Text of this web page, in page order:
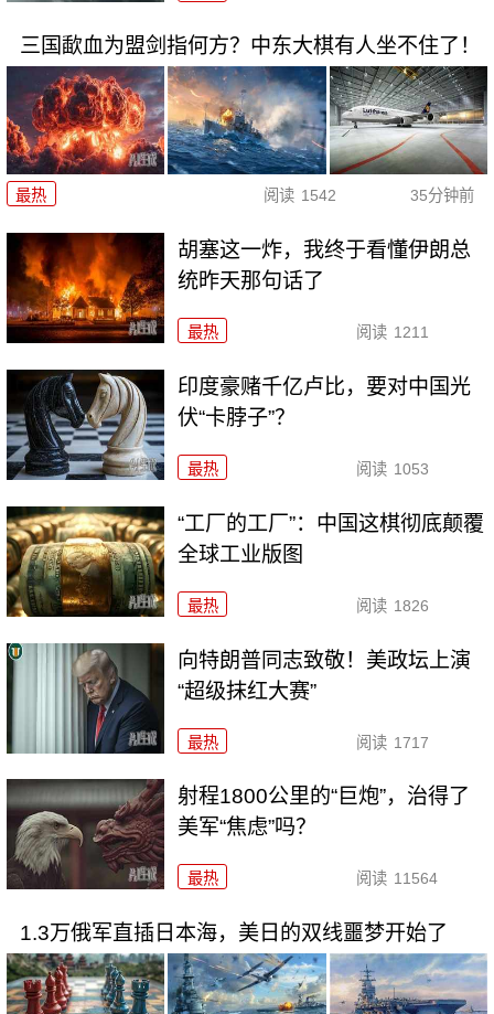
三国歃血为盟剑指何方？中东大棋有人坐不住了！
最热 阅读 1542 35分钟前
胡塞这一炸，我终于看懂伊朗总
统昨天那句话了
最热 阅读 1211
印度豪赌千亿卢比，要对中国光
伏“卡脖子”？
最热 阅读 1053
“工厂的工厂”：中国这棋彻底颠覆
全球工业版图
最热 阅读 1826
向特朗普同志致敬！美政坛上演
“超级抹红大赛”
最热 阅读 1717
射程1800公里的“巨炮”，治得了
美军“焦虑”吗？
最热 阅读 11564
1.3万俄军直插日本海，美日的双线噩梦开始了